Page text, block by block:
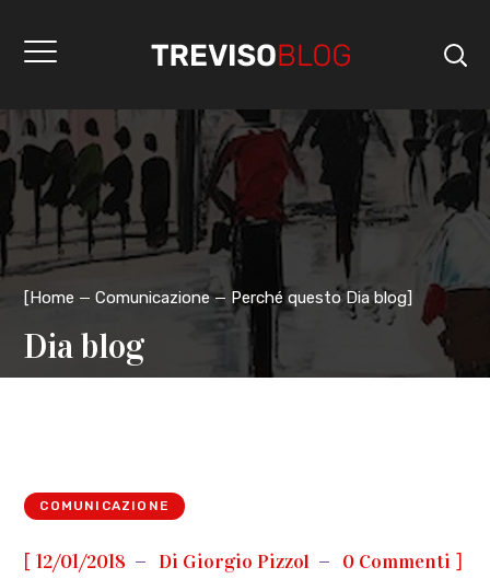
[Home Comunicazione Perché questo Dia blog]
Dia blog
COMUNICAZIONE
[12/01/2018 Di Giorgio Pizzol 0 Commenti ]